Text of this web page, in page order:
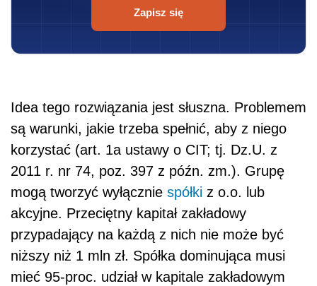
Zapisz się
Idea tego rozwiązania jest słuszna. Problemem
są warunki, jakie trzeba spełnić, aby z niego
korzystać (art. 1a ustawy o CIT; tj. Dz.U. z
2011 r. nr 74, poz. 397 z późn. zm.). Grupę
mogą tworzyć wyłącznie spółki z o.o. lub
akcyjne. Przeciętny kapitał zakładowy
przypadający na każdą z nich nie może być
niższy niż 1 mln zł. Spółka dominująca musi
mieć 95-proc. udział w kapitale zakładowym